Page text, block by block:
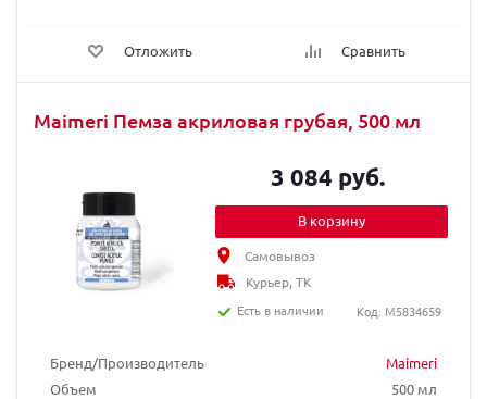
Отложить Сравнить
Maimeri Пемза акриловая грубая, 500 мл
Бренд/Производитель
Maimeri
Объем
500 мл
3 084 руб.
В корзину
Самовывоз
Курьер, ТК
Есть в наличии
Код: M5834659